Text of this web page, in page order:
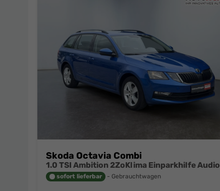
Skoda Octavia Combi
sofort lieferbar Gebrauchtwagen